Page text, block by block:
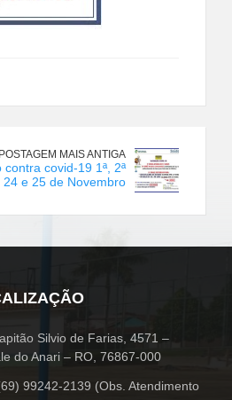
POSTAGEM MAIS ANTIGA
covid-19 1ª, 2ª
24 e 25 de Novembro
Silvio de Farias, 4571 –
do Anari – RO, 76867-000
99242-2139 (Obs. Atendimento